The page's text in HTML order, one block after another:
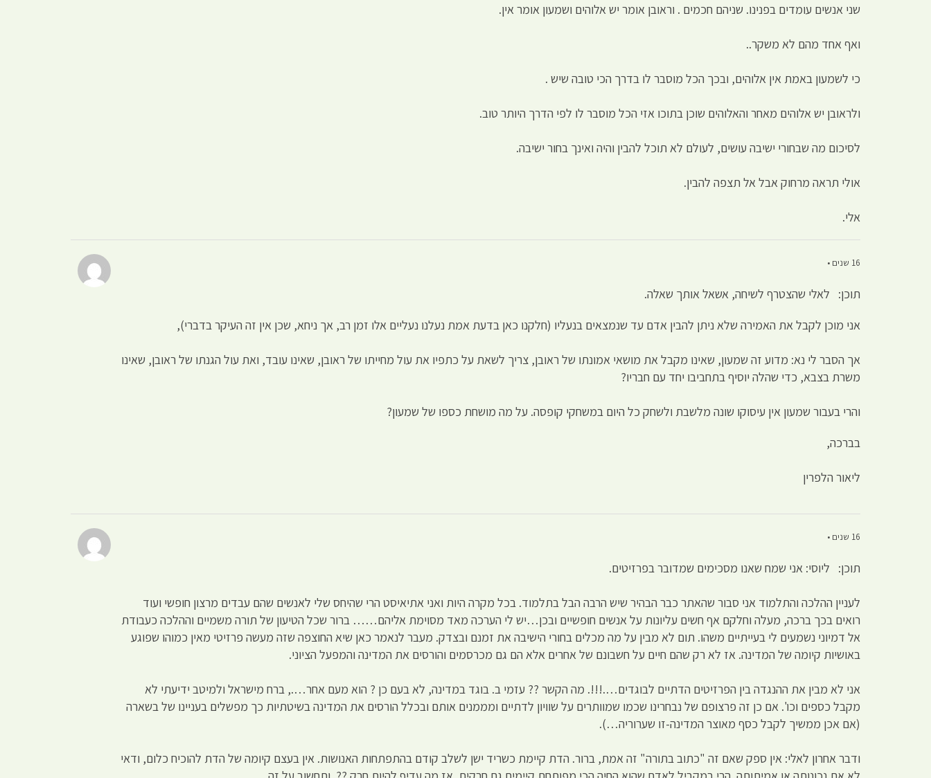
שני אנשים עומדים בפנינו. שניהם חכמים . וראובן אומר יש אלוהים ושמעון אומר אין.
ואף אחד מהם לא משקר..
כי לשמעון באמת אין אלוהים, ובכך הכל מוסבר לו בדרך הכי טובה שיש .
ולראובן יש אלוהים מאחר והאלוהים שוכן בתוכו אזי הכל מוסבר לו לפי הדרך היותר טוב.
לסיכום מה שבחורי ישיבה עושים, לעולם לא תוכל להבין והיה ואינך בחור ישיבה.
אולי תראה מרחוק אבל אל תצפה להבין.
אלי.
16 שנים •
תוכן: לאלי שהצטרף לשיחה, אשאל אותך שאלה.
אני מוכן לקבל את האמירה שלא ניתן להבין אדם עד שנמצאים בנעליו (חלקנו כאן בדעת אמת נעלנו נעליים אלו זמן רב, אך ניחא, שכן אין זה העיקר בדברי),
אך הסבר לי נא: מדוע זה שמעון, שאינו מקבל את מושאי אמונתו של ראובן, צריך לשאת על כתפיו את עול מחייתו של ראובן, שאינו עובד, ואת עול הגנתו של ראובן, שאינו
משרת בצבא, כדי שהלה יוסיף בתחביבו יחד עם חבריו?
והרי בעבור שמעון אין עיסוקו שונה מלשבת ולשחק כל היום במשחקי קופסה. על מה מושחת כספו של שמעון?
בברכה,
ליאור הלפרין
16 שנים •
תוכן: ליוסי: אני שמח שאנו מסכימים שמדובר בפרזיטים.
לעניין ההלכה והתלמוד אני סבור שהאתר כבר הבהיר שיש הרבה הבל בתלמוד. בכל מקרה היות ואני אתיאיסט הרי שהיחס שלי לאנשים שהם עבדים מרצון חופשי ועוד
רואים בכך ברכה, מעלה וחלקם אף חשים עליונות על אנשים חופשיים ובכן…יש לי הערכה מאד מסוימת אליהם…… ברור שכל הטיעון של תורה משמיים וההלכה כעבודת
אל דמיוני נשמעים לי בעייתיים משהו. תום לא מבין על מה מכלים בחורי הישיבה את זמנם ובצדק. מעבר לנאמר כאן שיא החוצפה שזה מעשה פרזיטי מאין כמוהו שפוגע
באושיות קיומה של המדינה. אז לא רק שהם חיים על חשבונם של אחרים אלא הם גם מכרסמים והורסים את המדינה והמפעל הציוני.
אני לא מבין את ההנגדה בין הפרזיטים הדתיים לבוגדים….!!!. מה הקשר ?? עזמי ב. בוגד במדינה, לא בעם כן ? הוא מעם אחר…., ברח מישראל ולמיטב ידיעתי לא
מקבל כספים וכו'. אם כן זה פרצופם של נבחרינו שכמו שמוותרים על שוויון לדתיים ומממנים אותם ובכלל הורסים את המדינה בשיטתיות כך מפשלים בעניינו של בשארה
(אם אכן ממשיך לקבל כסף מאוצר המדינה-זו שערוריה…).
ודבר אחרון לאלי: אין ספק שאם זה "כתוב בתורה" זה אמת, ברור. הדת קיימת כשריד ישן לשלב קודם בהתפתחות האנושות. אין בעצם קיומה של הדת להוכיח כלום, ודאי